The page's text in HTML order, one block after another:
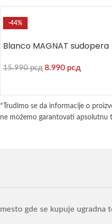
-44%
Blanco MAGNAT sudopera
15.990рсд 8.990 рсд
*Trudimo se da informacije o
ne možemo garantovati apsolutnu
mesto gde se kupuje ugradna